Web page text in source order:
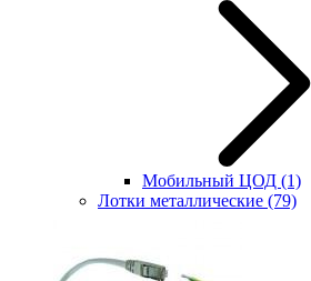
Мобильный ЦОД (1)
Лотки металлические (79)